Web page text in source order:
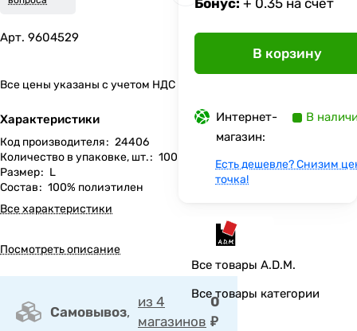
Арт. 9604529
Все цены указаны с учетом НДС
Характеристики
Код производителя: 24406
Количество в упаковке, шт.: 100
Размер: L
Состав: 100% полиэтилен
Все характеристики
Посмотреть описание
Самовывоз,
из 4
магазинов
0
₽
Бонус: + 0.35 на счет
В корзину
Интернет-
магазин:
В
Есть дешевле? Снизим
точка!
Все товары A.D.M.
Все товары категории